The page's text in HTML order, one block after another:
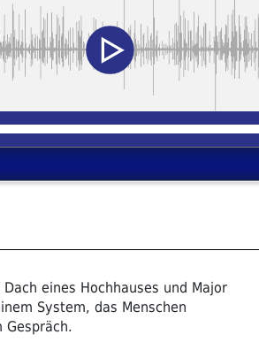
eines Hochhauses und Major
System, das Menschen